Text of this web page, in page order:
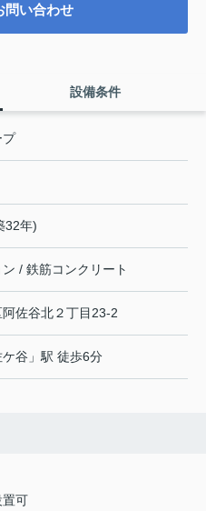
問い合わせ
設備条件
プ
32年)
/ 鉄筋コンクリート
阿佐谷北２丁目23-2
ケ谷 」駅 徒歩6分
置可